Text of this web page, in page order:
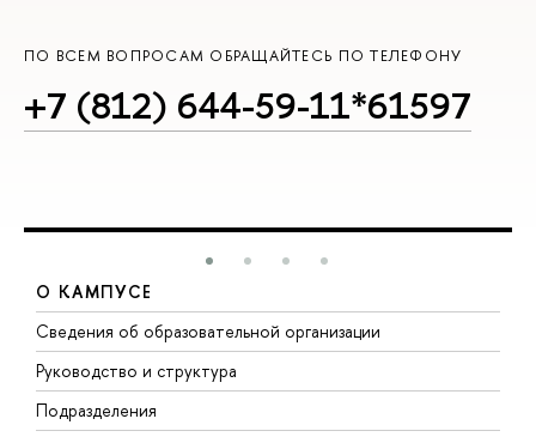
ПО ВСЕМ ВОПРОСАМ ОБРАЩАЙТЕСЬ ПО ТЕЛЕФОНУ
+7 (812) 644-59-11*61597
О КАМПУСЕ
Сведения об образовательной организации
Руководство и структура
Подразделения